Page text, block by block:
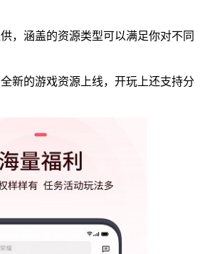
，涵盖的资源类型可以满足你对不同
新的游戏资源上线，开玩上还支持分